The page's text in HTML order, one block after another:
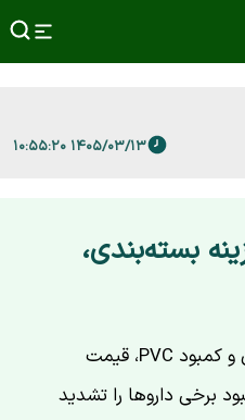
۱۴۰۵/۰۳/۱۳ ۱۰:۵۵:۲۰
بسته‌بندی،
سه‌برابر شدن هزینه بسته‌بندی و کمبود PVC، قیمت
برخی داروها را تشدید